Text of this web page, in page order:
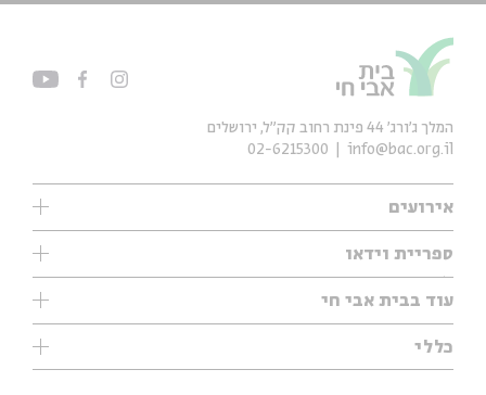
אירועים
עיון
אנגלית
נוער
ספריית וידאו
ילדים
מוזיקה
עיון
מיוחדים
עוד בבית אבי חי
תערוכות
מיוחדים
כללי
המלך ג'ורג' 44 פינת רחוב קק״ל, ירושלים
info@bac.org.il
02-6215300